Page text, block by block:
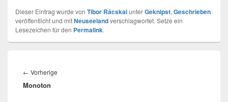
Dieser Eintrag wurde von Tibor RácskaiunterGeknipst, Geschrieben
veröffentlicht und mitNeuseelandverschlagwortet. Setze ein
Lesezeichen für den Permalink.
← Vorherige
Monoton